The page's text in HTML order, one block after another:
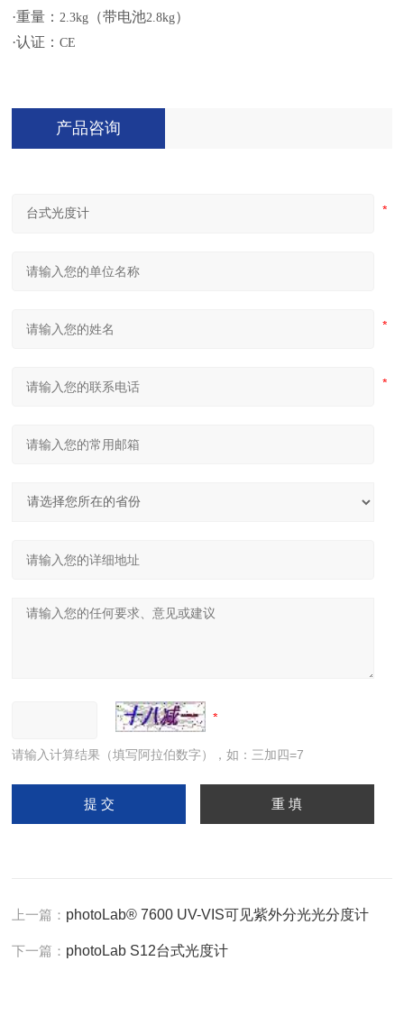
·重量： 2.3kg （带电池2.8kg）
·认证：CE
产品咨询
请输入计算结果（填写阿拉伯数字），如：三加四=7
上一篇： photoLab® 7600 UV-VIS可见紫外分光光分度计
下一篇： photoLab S12台式光度计